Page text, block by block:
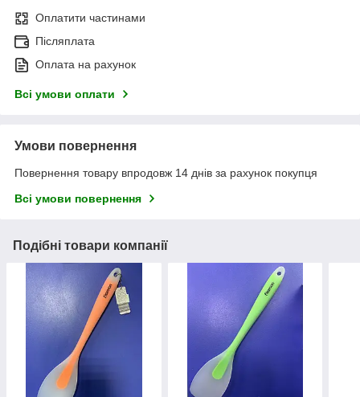
Оплатити частинами
Післяплата
Оплата на рахунок
Всі умови оплати
Умови повернення
Повернення товару впродовж 14 днів за рахунок покупця
Всі умови повернення
Подібні товари компанії